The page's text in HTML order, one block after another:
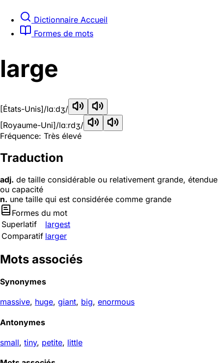
Dictionnaire Accueil
Formes de mots
large
[États-Unis]/lɑːdʒ/
[Royaume-Uni]/lɑːrdʒ/
Fréquence: Très élevé
Traduction
adj. de taille considérable ou relativement grande, étendue
ou capacité
n. une taille qui est considérée comme grande
Formes du mot
Superlatif
largest
Comparatif larger
Mots associés
Synonymes
massive, huge, giant, big, enormous
Antonymes
small, tiny, petite, little